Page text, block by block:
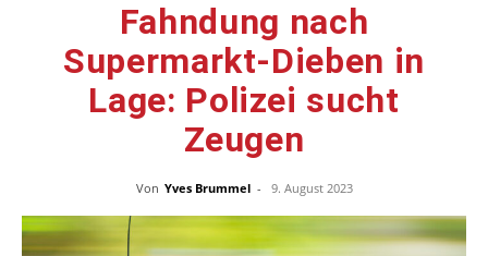
Fahndung nach
Supermarkt-Dieben in
Lage: Polizei sucht
Zeugen
Von Yves Brummel - 9. August 2023